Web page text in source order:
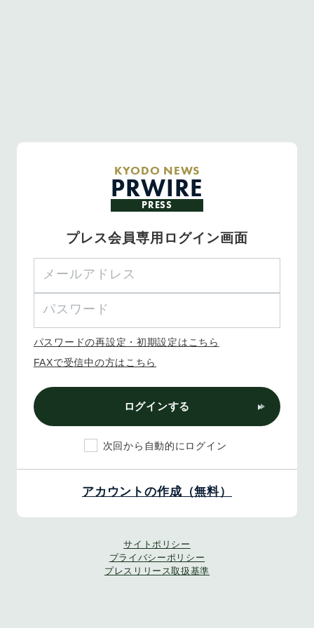
KYODO NEWS
PRWIRE
PRESS
プレス会員専用ログイン画面
パスワードの再設定・初期設定はこちら
FAXで受信中の方はこちら
ログインする
次回から自動的にログイン
アカウントの作成（無料）
サイトポリシー
プライバシーポリシー
プレスリリース取扱基準